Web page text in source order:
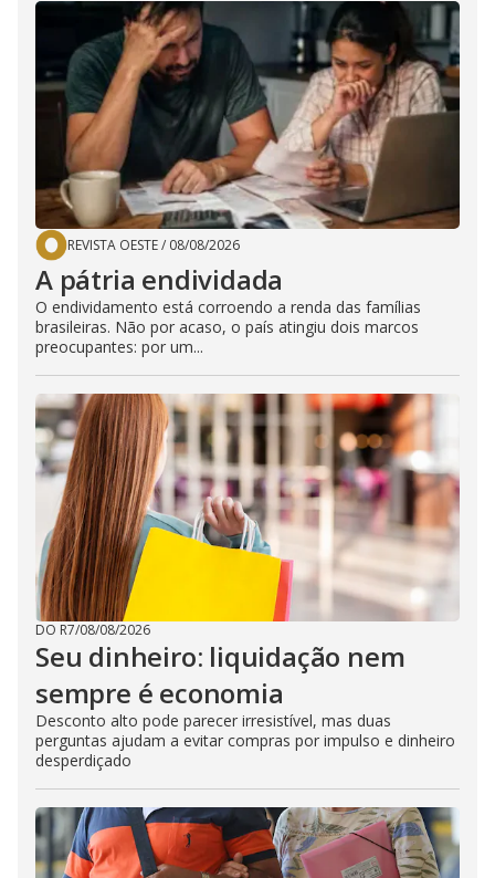
REVISTA OESTE/ 08/08/2026
A pátria endividada
O endividamento está corroendo a renda das famílias
brasileiras. Não por acaso, o país atingiu dois marcos
preocupantes: por um...
DO R7/08/08/2026
Seu dinheiro: liquidação nem
sempre é economia
Desconto alto pode parecer irresistível, mas duas
perguntas ajudam a evitar compras por impulso e dinheiro
desperdiçado